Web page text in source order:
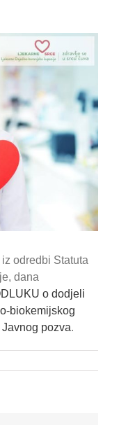
odredbi Statuta
dana
o dodjeli
biokemijskog
pozva.